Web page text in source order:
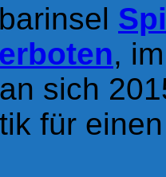
,
sich
für